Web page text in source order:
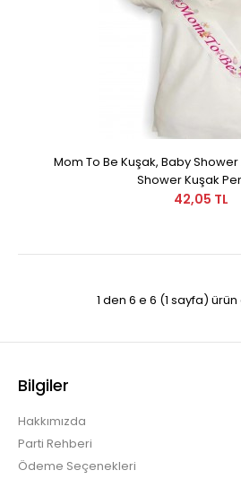
Mom To Be Kuşak, Baby Shower
Shower Kuşak
42,05 TL
1 den 6 e 6 (1 sayfa)
Bilgiler
Hakkımızda
Parti Rehberi
Ödeme Seçenekleri